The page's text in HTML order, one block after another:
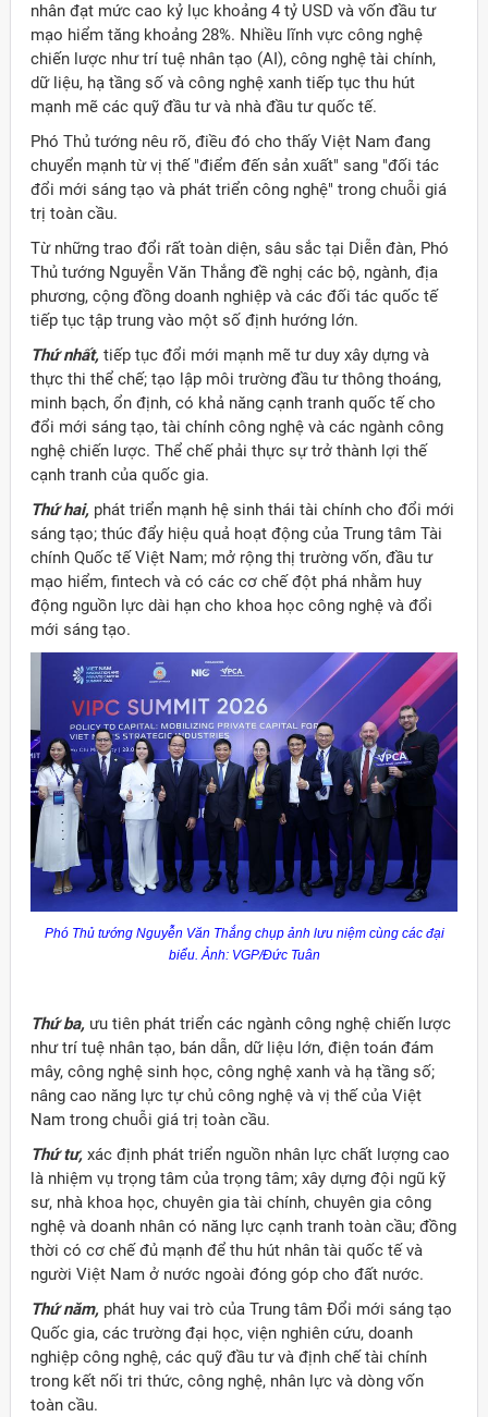
nhân đạt mức cao kỷ lục khoảng 4 tỷ USD và vốn đầu tư
mạo hiểm tăng khoảng 28%. Nhiều lĩnh vực công nghệ
chiến lược như trí tuệ nhân tạo (AI), công nghệ tài chính,
dữ liệu, hạ tầng số và công nghệ xanh tiếp tục thu hút
mạnh mẽ các quỹ đầu tư và nhà đầu tư quốc tế.
Phó Thủ tướng nêu rõ, điều đó cho thấy Việt Nam đang
chuyển mạnh từ vị thế "điểm đến sản xuất" sang "đối tác
đổi mới sáng tạo và phát triển công nghệ" trong chuỗi giá
trị toàn cầu.
Từ những trao đổi rất toàn diện, sâu sắc tại Diễn đàn, Phó
Thủ tướng Nguyễn Văn Thắng đề nghị các bộ, ngành, địa
phương, cộng đồng doanh nghiệp và các đối tác quốc tế
tiếp tục tập trung vào một số định hướng lớn.
Thứ nhất, tiếp tục đổi mới mạnh mẽ tư duy xây dựng và
thực thi thể chế; tạo lập môi trường đầu tư thông thoáng,
minh bạch, ổn định, có khả năng cạnh tranh quốc tế cho
đổi mới sáng tạo, tài chính công nghệ và các ngành công
nghệ chiến lược. Thể chế phải thực sự trở thành lợi thế
cạnh tranh của quốc gia.
Thứ hai, phát triển mạnh hệ sinh thái tài chính cho đổi mới
sáng tạo; thúc đẩy hiệu quả hoạt động của Trung tâm Tài
chính Quốc tế Việt Nam; mở rộng thị trường vốn, đầu tư
mạo hiểm, fintech và có các cơ chế đột phá nhằm huy
động nguồn lực dài hạn cho khoa học công nghệ và đổi
mới sáng tạo.
Phó Thủ tướng Nguyễn Văn Thắng chụp ảnh lưu niệm cùng các đại
biểu. Ảnh: VGP/Đức Tuân
Thứ ba, ưu tiên phát triển các ngành công nghệ chiến lược
như trí tuệ nhân tạo, bán dẫn, dữ liệu lớn, điện toán đám
mây, công nghệ sinh học, công nghệ xanh và hạ tầng số;
nâng cao năng lực tự chủ công nghệ và vị thế của Việt
Nam trong chuỗi giá trị toàn cầu.
Thứ tư, xác định phát triển nguồn nhân lực chất lượng cao
là nhiệm vụ trọng tâm của trọng tâm; xây dựng đội ngũ kỹ
sư, nhà khoa học, chuyên gia tài chính, chuyên gia công
nghệ và doanh nhân có năng lực cạnh tranh toàn cầu; đồng
thời có cơ chế đủ mạnh để thu hút nhân tài quốc tế và
người Việt Nam ở nước ngoài đóng góp cho đất nước.
Thứ năm, phát huy vai trò của Trung tâm Đổi mới sáng tạo
Quốc gia, các trường đại học, viện nghiên cứu, doanh
nghiệp công nghệ, các quỹ đầu tư và định chế tài chính
trong kết nối tri thức, công nghệ, nhân lực và dòng vốn
toàn cầu.